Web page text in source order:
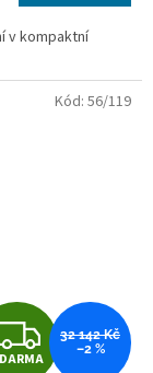
A
v kompaktní
Z32 142 Kč
–2 %
Kód: 56/119